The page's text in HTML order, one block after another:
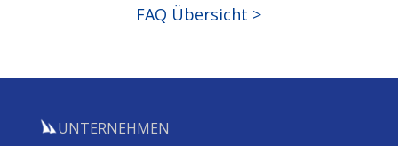
FAQ Übersicht >
UNTERNEHMEN